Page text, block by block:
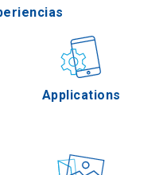
Applications